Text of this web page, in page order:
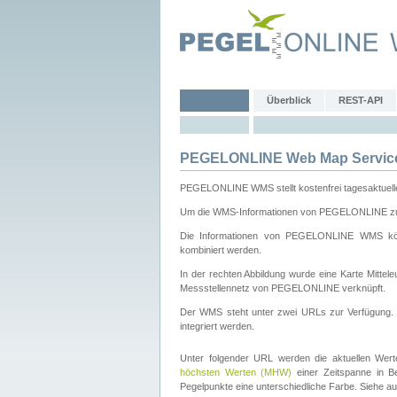
Überblick REST-API
PEGELONLINE Web Map
PEGELONLINE WMS stellt kostenfrei
Um die WMS-Informationen von PEGELONLINE
Die Informationen von PEGELONLINE WMS
kombiniert werden.
In der rechten Abbildung wurde eine Karte
Messstellennetz von PEGELONLINE verknüpft.
Der WMS steht unter zwei URLs zur
integriert werden.
Unter folgender URL werden die aktuellen
höchsten Werten (MHW) einer Zeitspanne in
Pegelpunkte eine unterschiedliche Farbe. Siehe